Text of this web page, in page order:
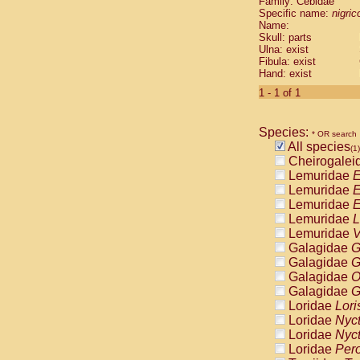
Cebidae
Cebidae
Cebidae
Cebidae
Cebidae
Cebidae
Cebidae
Cebidae
Cebidae
Cebidae
Cebidae
Cebidae
Atelidae
Atelidae
Atelidae
Atelidae
Atelidae
Atelidae
Atelidae
Atelidae
Atelidae
Atelidae
Pitheciidae
Specific name:
Name:
Skull: parts
Ulna: exist
Fibula: exist
Hand: exist
1 - 1 of 1
Species: * OR search
All species(1)
Lemuridae
Lemuridae
Lemuridae
Lemuridae
Lemuridae
Galagidae
Galagidae
Galagidae
Galagidae
Loridae
Loridae
Loridae
Loridae